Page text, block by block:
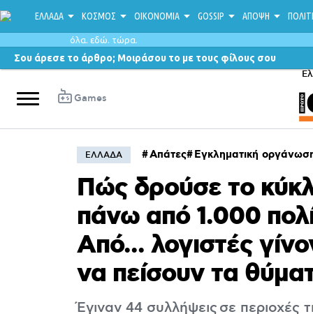
ΕΛΛΑΔΑ ΚΟΣΜΟΣ ΟΙΚΟΝΟΜΙΑ GOSSIP ΑΠΟΨΗ
όλα. εδώ. τώρα.
Σου άρεσε το άρθρο; Μοιράσου το με τους φίλους σου